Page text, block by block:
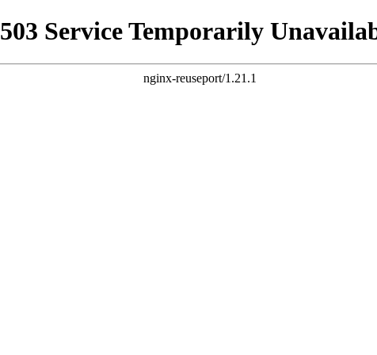
503 Service Temporarily
nginx-reuseport/1.21.1